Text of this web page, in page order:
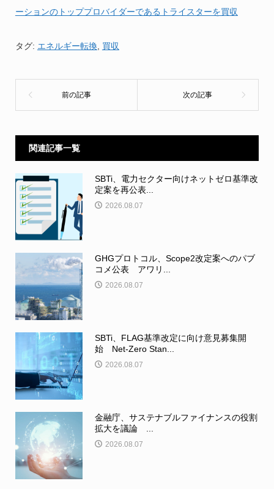
ーションのトッププロバイダーであるトライスターを買収
タグ: エネルギー転換, 買収
関連記事一覧
SBTi、電力セクター向けネットゼロ基準改
定案を再公表...
2026.08.07
GHGプロトコル、Scope2改定案へのパブ
コメ公表 アワリ...
2026.08.07
SBTi、FLAG基準改定に向け意見募集開
始 Net-Zero Stan...
2026.08.07
金融庁、サステナブルファイナンスの役割
拡大を議論 ...
2026.08.07